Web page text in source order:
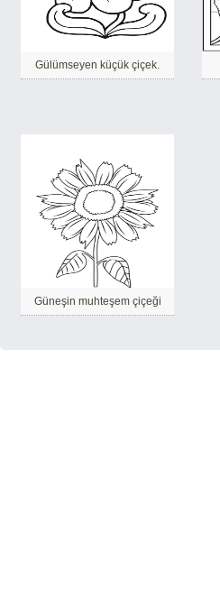
Gülümseyen küçük çiçek.
Güneşin muhteşem çiçeği